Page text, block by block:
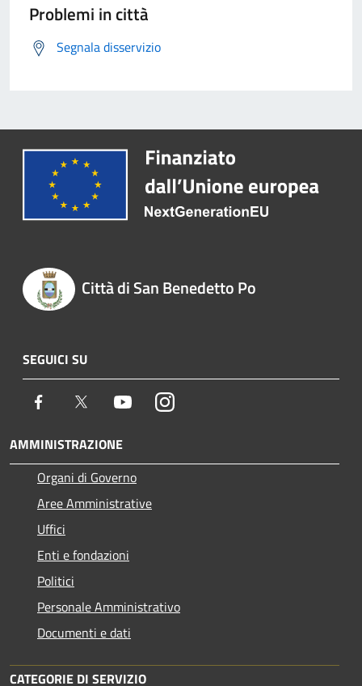
Problemi in città
Segnala disservizio
Città di San Benedetto Po
SEGUICI SU
Facebook Twitter YoutubeInstagram
AMMINISTRAZIONE
Organi di Governo
Aree Amministrative
Uffici
Enti e fondazioni
Politici
Personale Amministrativo
Documenti e dati
CATEGORIE DI SERVIZIO